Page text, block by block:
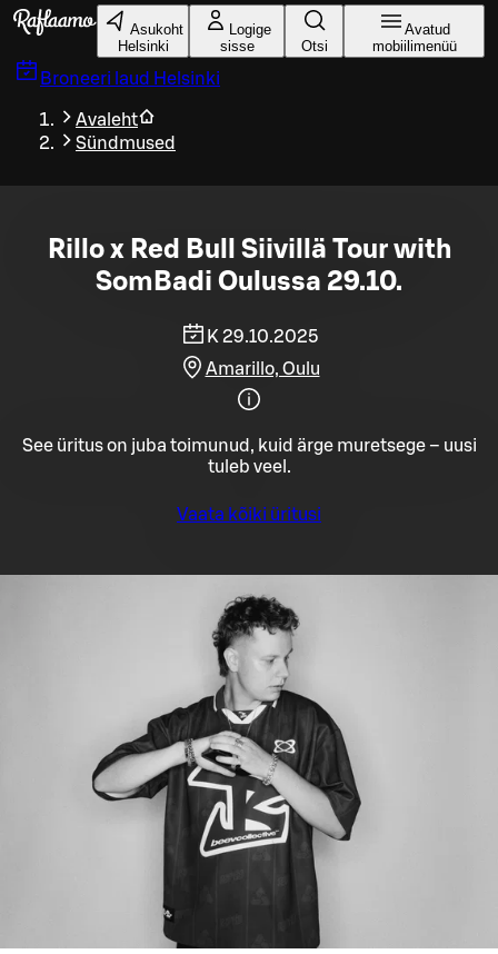
Liigu peamise sisu juurde
Asukoht
Helsinki
Logige
sisse
Otsi
Avatud
mobiilimenüü
Broneeri laud Helsinki
Avaleht
Sündmused
Rillo x Red Bull Siivillä Tour with
SomBadi Oulussa 29.10.
K 29.10.2025
Amarillo, Oulu
See üritus on juba toimunud, kuid ärge muretsege – uusi
tuleb veel.
Vaata kõiki üritusi